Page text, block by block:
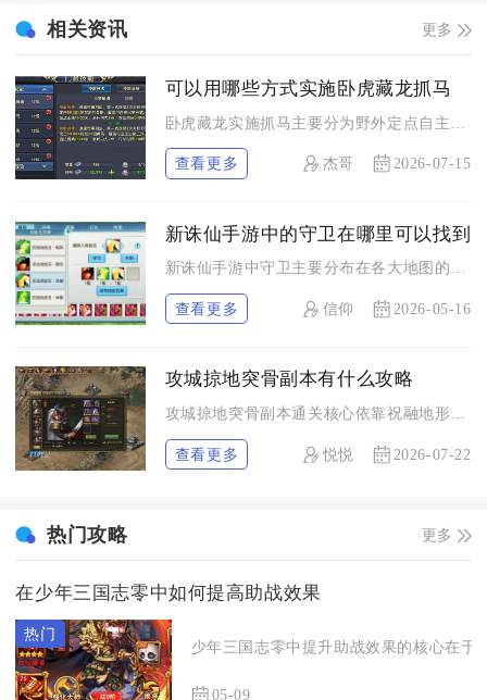
相关资讯 更多
可以用哪些方式实施卧虎藏龙抓马
查看更多 杰哥 2026-07-15
新诛仙手游中的守卫在哪里可以找到
新诛仙手游中守卫主要分布在各大地图的固定区域，核心场景集中在...
查看更多 信仰 2026-05-16
攻城掠地突骨副本有什么攻略
攻城掠地突骨副本通关核心依靠祝融地形压制搭配周瑜控场、甘宁收...
查看更多 悦悦 2026-07-22
热门攻略 更多
在少年三国志零中如何提高助战效果
少年三国志零中提升助战效果的核心在于
05-09